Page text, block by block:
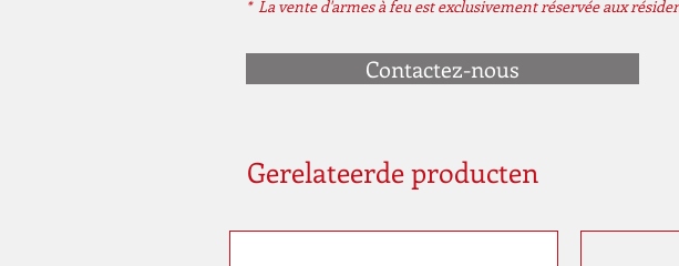
* La vente d'armes à feu est exclusivement réservée aux
Contactez-nous
Gerelateerde producten